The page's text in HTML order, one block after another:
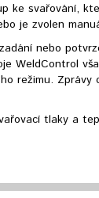
ke svařování,
je zvolen
nebo
WeldControl
režimu. Zprávy
tlaky a